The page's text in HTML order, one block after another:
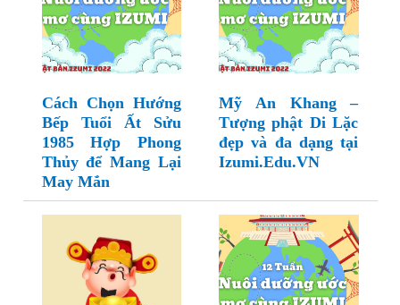
Cách Chọn Hướng
Bếp Tuổi Ất Sửu
1985 Hợp Phong
Thủy để Mang Lại
May Mắn
Mỹ An Khang –
Tượng phật Di Lặc
đẹp và đa dạng tại
Izumi.Edu.VN